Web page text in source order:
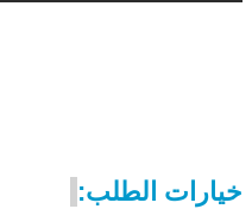
خيارات الطلب: